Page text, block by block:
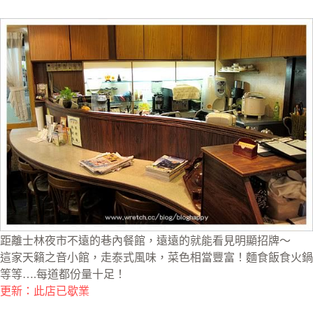
距離士林夜市不遠的巷內餐館，遠遠的就能看見明顯招牌～
這家天籟之音小館，走泰式風味，菜色相當豐富！麵食飯食火鍋
等等….每道都份量十足！
更新：此店已歇業